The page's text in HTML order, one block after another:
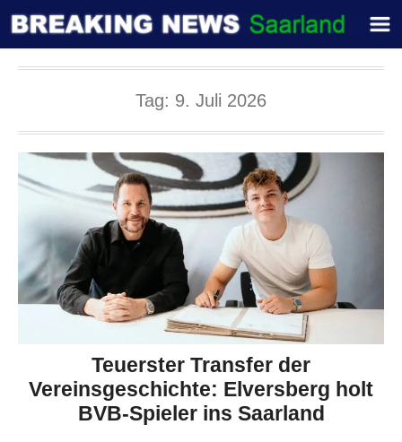
Tag: 9. Juli 2026
Teuerster Transfer der
Vereinsgeschichte: Elversberg holt
BVB-Spieler ins Saarland